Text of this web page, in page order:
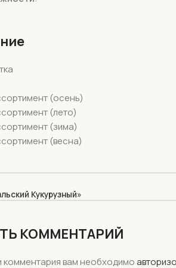
(осень)
(лето)
(зима)
(весна)
Кукурузный»
КОММЕНТАРИЙ
комментария вам необходимо